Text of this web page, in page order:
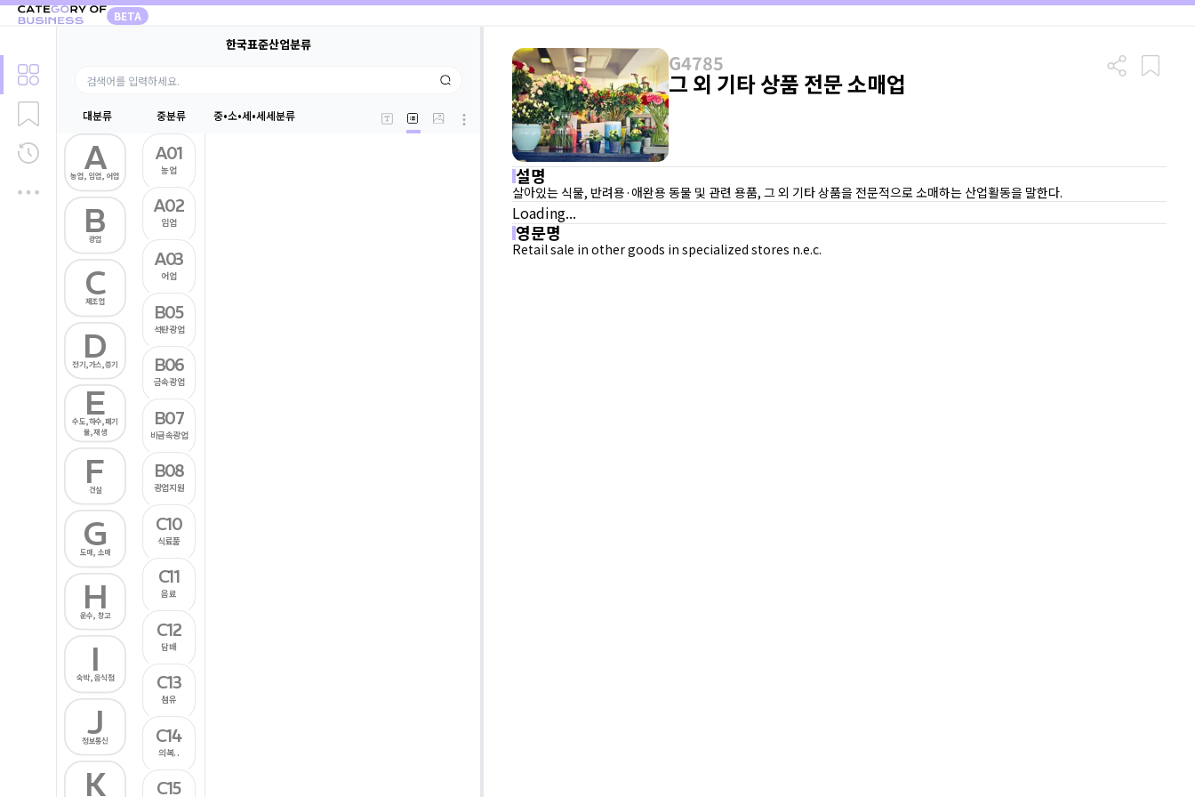
BETA
한국표준산업분류
대분류 중분류 중•소•세•세세분류
A
농업, 임업, 어업
B
광업
C
제조업
D
전기,가스,증기
E
수도,하수,폐기
물,재생
F
건설
G
도매, 소매
H
운수, 창고
I
숙박, 음식점
J
정보통신
K
A01
농업
A02
임업
A03
어업
B05
석탄광업
B06
금속광업
B07
비금속광업
B08
광업지원
C10
식료품
C11
음료
C12
담배
C13
섬유
C14
의복..
C15
G4785
그 외 기타 상품 전문 소매업
설명
살아있는 식물, 반려용·애완용 동물 및 관련 용품, 그 외 기타 상품을 전문적으로 소매하는 산업활동을 말한다.
Loading...
영문명
Retail sale in other goods in specialized stores n.e.c.